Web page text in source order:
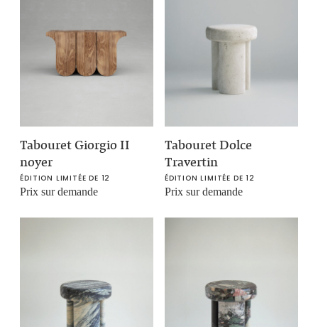
Tabouret Giorgio II
noyer
ÉDITION LIMITÉE DE 12
Prix sur demande
Tabouret Dolce
Travertin
ÉDITION LIMITÉE DE 12
Prix sur demande